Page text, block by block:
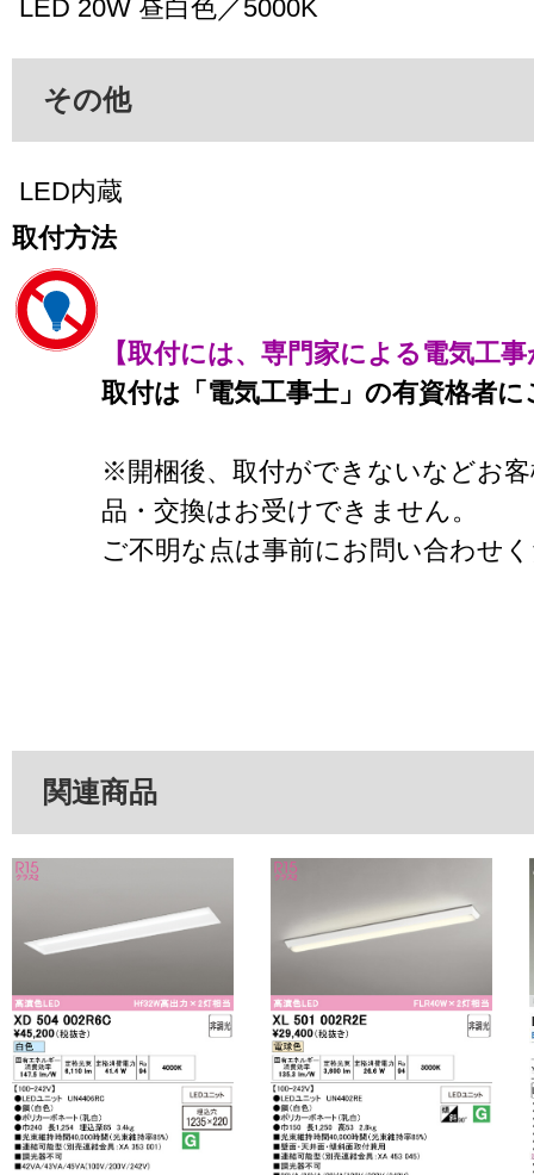
LED 20W 昼白色／5000K
その他
LED内蔵
取付方法
【取付には、専門家による電気工
取付は「電気工事士」の有資格者
※開梱後、取付ができないなどお
品・交換はお受けできません。
ご不明な点は事前にお問い合わせ
関連商品